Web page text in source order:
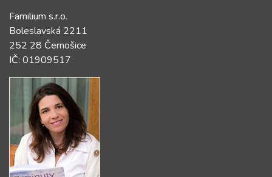
Familium s.r.o.
Boleslavská 2211
252 28 Černošice
IČ: 01909517